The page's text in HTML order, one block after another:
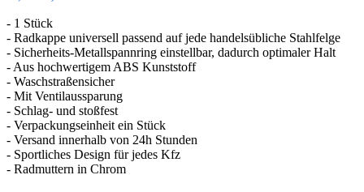
war:
36,10 €4,95 €.
- 1 Stück
- Radkappe universell passend auf jede handelsübliche Stahlfelge
- Sicherheits-Metallspannring einstellbar, dadurch optimaler Halt
- Aus hochwertigem ABS Kunststoff
- Waschstraßensicher
- Mit Ventilaussparung
- Schlag- und stoßfest
- Verpackungseinheit ein Stück
- Versand innerhalb von 24h Stunden
- Sportliches Design für jedes Kfz
- Radmuttern in Chrom